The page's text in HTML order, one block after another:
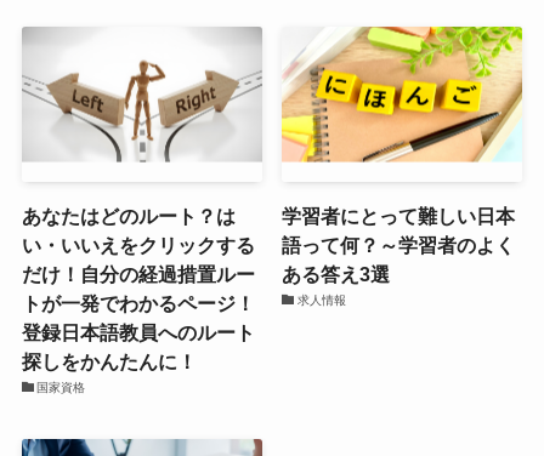
あなたはどのルート？は
い・いいえをクリックする
だけ！自分の経過措置ルー
トが一発でわかるページ！
登録日本語教員へのルート
探しをかんたんに！
国家資格
学習者にとって難しい日本
語って何？～学習者のよく
ある答え3選
求人情報